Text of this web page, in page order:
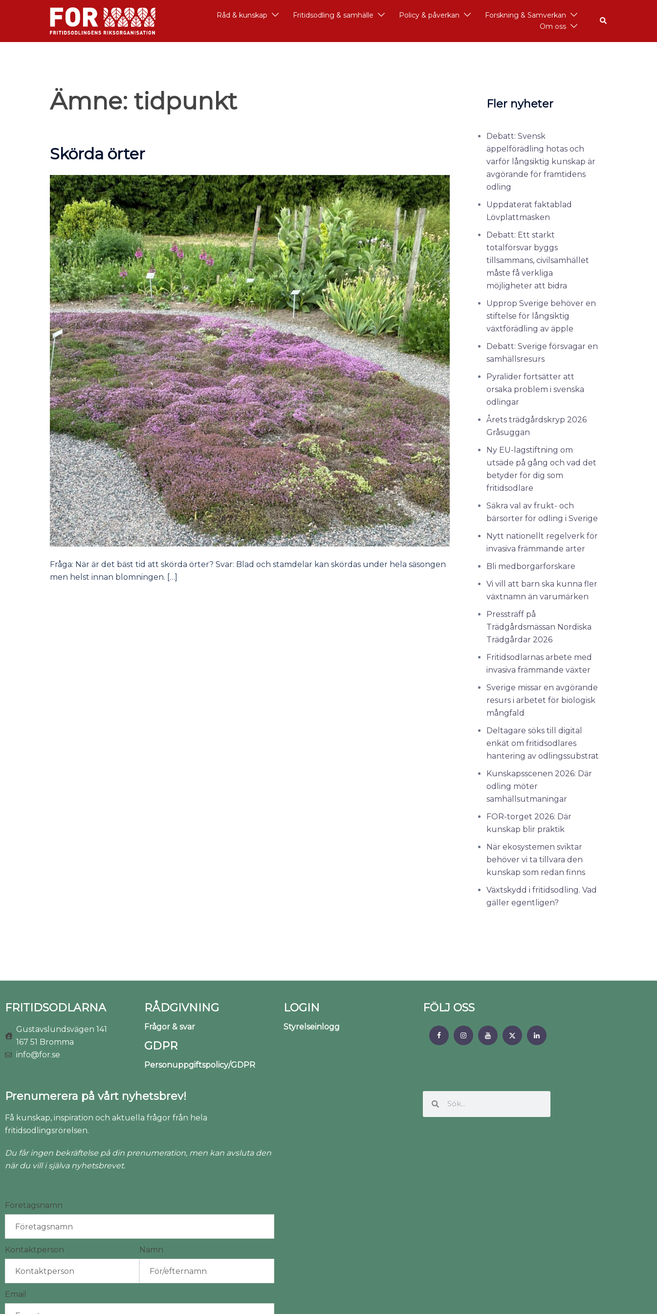
Råd & kunskap Fritidsodling & samhälle Policy & påverkan
Forskning & Samverkan
Om oss
Ämne: tidpunkt
Skörda örter
Fråga: När är det bäst tid att skörda örter? Svar: Blad och stamdelar kan skördas under hela säsongen
men helst innan blomningen. […]
Fler nyheter
Debatt: Svensk
äppelförädling hotas och
varför långsiktig kunskap är
avgörande för framtidens
odling
Uppdaterat faktablad
Lövplattmasken
Debatt: Ett starkt
totalförsvar byggs
tillsammans, civilsamhället
måste få verkliga
möjligheter att bidra
Upprop Sverige behöver en
stiftelse för långsiktig
växtförädling av äpple
Debatt: Sverige försvagar en
samhällsresurs
Pyralider fortsätter att
orsaka problem i svenska
odlingar
Årets trädgårdskryp 2026
Gråsuggan
Ny EU-lagstiftning om
utsäde på gång och vad det
betyder för dig som
fritidsodlare
Säkra val av frukt- och
bärsorter för odling i Sverige
Nytt nationellt regelverk för
invasiva främmande arter
Bli medborgarforskare
Vi vill att barn ska kunna fler
växtnamn än varumärken
Pressträff på
Trädgårdsmässan Nordiska
Trädgårdar 2026
Fritidsodlarnas arbete med
invasiva främmande växter
Sverige missar en avgörande
resurs i arbetet för biologisk
mångfald
Deltagare söks till digital
enkät om fritidsodlares
hantering av odlingssubstrat
Kunskapsscenen 2026: Där
odling möter
samhällsutmaningar
FOR-torget 2026: Där
kunskap blir praktik
När ekosystemen sviktar
behöver vi ta tillvara den
kunskap som redan finns
Växtskydd i fritidsodling. Vad
gäller egentligen?
FRITIDSODLARNA
Gustavslundsvägen 141
167 51 Bromma
info@for.se
RÅDGIVNING
Frågor & svar
GDPR
Personuppgiftspolicy/GDPR
LOGIN
Styrelseinlogg
FÖLJ OSS
Prenumerera på vårt nyhetsbrev!
Få kunskap, inspiration och aktuella frågor från hela
fritidsodlingsrörelsen.
Du får ingen bekräftelse på din prenumeration, men kan avsluta den
när du vill i själva nyhetsbrevet.
Företagsnamn
Kontaktperson Namn
Email